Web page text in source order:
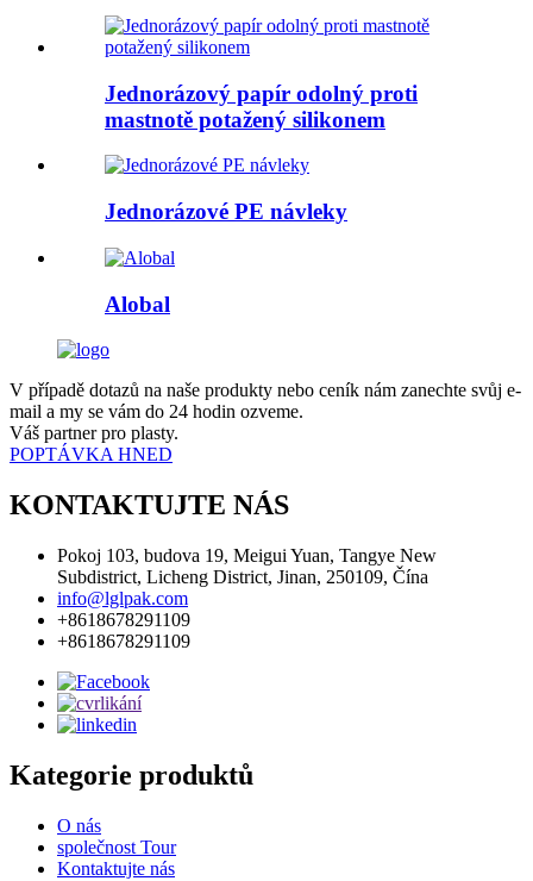
Jednorázový papír odolný proti
mastnotě potažený silikonem
Jednorázové PE návleky
Alobal
V případě dotazů na naše produkty nebo ceník nám zanechte svůj e-
mail a my se vám do 24 hodin ozveme.
Váš partner pro plasty.
POPTÁVKA HNED
KONTAKTUJTE NÁS
Pokoj 103, budova 19, Meigui Yuan, Tangye New
Subdistrict, Licheng District, Jinan, 250109, Čína
info@lglpak.com
+8618678291109
+8618678291109
Kategorie produktů
O nás
společnost Tour
Kontaktujte nás